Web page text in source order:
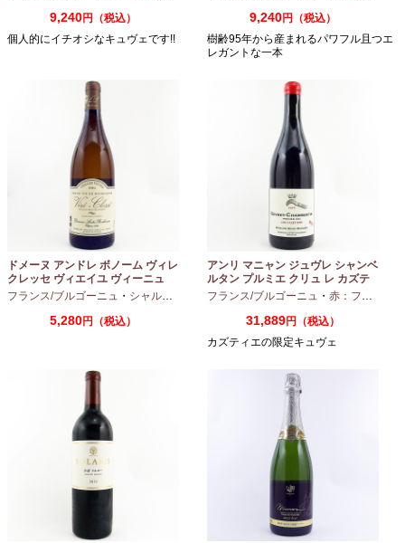
9,240円（税込）
個人的にイチオシなキュヴェです!!
9,240円（税込）
樹齢95年から産まれるパワフル且つエ
レガントな一本
ドメーヌ アンドレ ボノーム ヴィレ
クレッセ ヴィエイユ ヴィーニュ
2024 750ml
フランス/ブルゴーニュ ・ シャルドネ
5,280円（税込）
アンリ マニャン ジュヴレ シャンベ
ルタン プルミエ クリュ レ カズテ
ィエ エルバージュ 24 モワ 2023
フランス/ブルゴーニュ ・ 赤：フルボディ
31,889円（税込）
カズティエの限定キュヴェ